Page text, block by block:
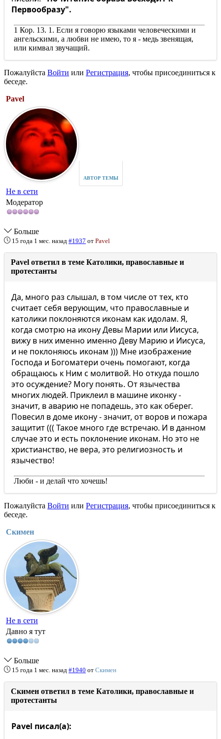
Первообразу".
1 Кор. 13. 1. Если я говорю языками человеческими и
ангельскими, а любви не имею, то я - медь звенящая,
или кимвал звучащий.
Пожалуйста Войти или Регистрация, чтобы присоединиться к
беседе.
Pavel
АВТОР ТЕМЫ
Не в сети
Модератор
Больше
15 года 1 мес. назад #1937 от Pavel
Pavel ответил в теме Католики, православные и
протестанты
Да, много раз слышал, в том числе от тех, кто
считает себя верующим, что православные и
католики поклоняются иконам как идолам. Я,
когда смотрю на икону Девы Марии или Иисуса,
вижу в них именно именно Деву Марию и Иисуса,
и не поклоняюсь иконам ))) Мне изображение
Господа и Богоматери очень помогают, когда
обращаюсь к Ним с молитвой. Но откуда пошло
это осуждение? Могу понять. От язычества
многих людей. Приклеил в машине иконку -
значит, в аварию не попадешь, это как оберег.
Повесил в доме икону - значит, от воров и пожара
защитит ((( Такое много где встречаю. И в данном
случае это и есть поклонение иконам. Но это не
христианство, не вера, это религиозность и
язычество!
Люби - и делай что хочешь!
Пожалуйста Войти или Регистрация, чтобы присоединиться к
беседе.
Скимен
Не в сети
Давно я тут
Больше
15 года 1 мес. назад #1940 от Скимен
Скимен ответил в теме Католики, православные и
протестанты
Pavel писал(а):